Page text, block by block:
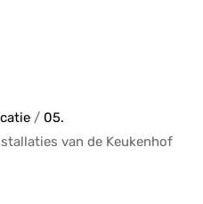
/ 05.
van de Keukenhof